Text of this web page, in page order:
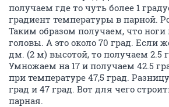
получаем где то чуть более 1
градиент температуры в парной.
Таким образом получаем, что ноги
головы. А это около 70 град. Если
дм. (2 м) высотой, то получаем 2.5
Умножаем на 17 и получаем 42.5
при температуре 47,5 град.
град и 47 град. Вот для чего
парная.